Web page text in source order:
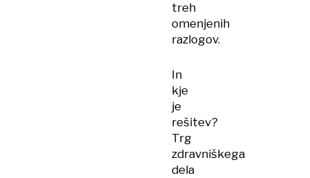
treh
omenjenih
razlogov.
In
kje
je
rešitev?
Trg
zdravniškega
dela